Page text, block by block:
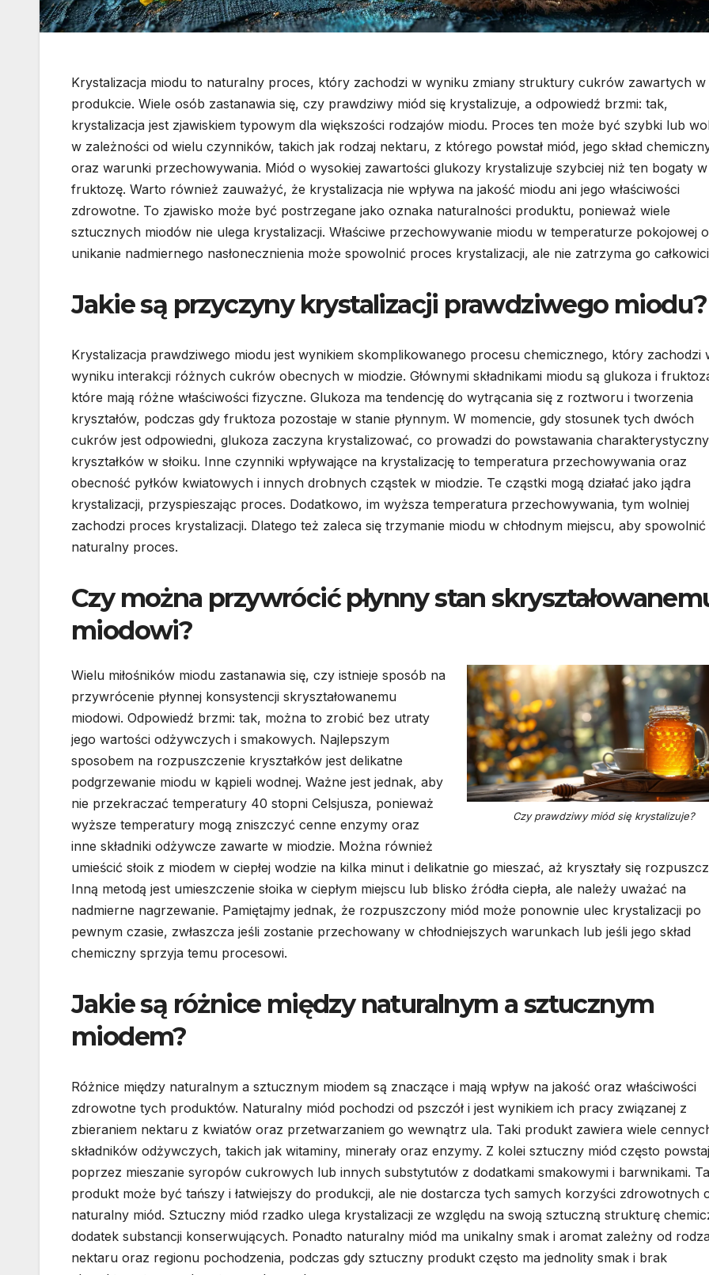
Krystalizacja miodu to naturalny proces, który zachodzi w wyniku zmiany struktury cukrów zawartych w
produkcie. Wiele osób zastanawia się, czy prawdziwy miód się krystalizuje, a odpowiedź brzmi: tak,
krystalizacja jest zjawiskiem typowym dla większości rodzajów miodu. Proces ten może być szybki lub
w zależności od wielu czynników, takich jak rodzaj nektaru, z którego powstał miód, jego skład
oraz warunki przechowywania. Miód o wysokiej zawartości glukozy krystalizuje szybciej niż ten bogaty w
fruktozę. Warto również zauważyć, że krystalizacja nie wpływa na jakość miodu ani jego właściwości
zdrowotne. To zjawisko może być postrzegane jako oznaka naturalności produktu, ponieważ wiele
sztucznych miodów nie ulega krystalizacji. Właściwe przechowywanie miodu w temperaturze pokojowej
unikanie nadmiernego nasłonecznienia może spowolnić proces krystalizacji, ale nie zatrzyma go
Jakie są przyczyny krystalizacji prawdziwego miodu?
Krystalizacja prawdziwego miodu jest wynikiem skomplikowanego procesu chemicznego, który zachodzi
wyniku interakcji różnych cukrów obecnych w miodzie. Głównymi składnikami miodu są glukoza i
które mają różne właściwości fizyczne. Glukoza ma tendencję do wytrącania się z roztworu i tworzenia
kryształów, podczas gdy fruktoza pozostaje w stanie płynnym. W momencie, gdy stosunek tych dwóch
cukrów jest odpowiedni, glukoza zaczyna krystalizować, co prowadzi do powstawania
kryształków w słoiku. Inne czynniki wpływające na krystalizację to temperatura przechowywania oraz
obecność pyłków kwiatowych i innych drobnych cząstek w miodzie. Te cząstki mogą działać jako jądra
krystalizacji, przyspieszając proces. Dodatkowo, im wyższa temperatura przechowywania, tym wolniej
zachodzi proces krystalizacji. Dlatego też zaleca się trzymanie miodu w chłodnym miejscu, aby
naturalny proces.
Czy można przywrócić płynny stan
miodowi?
Czy prawdziwy miód się krystalizuje?
Wielu miłośników miodu zastanawia się, czy istnieje sposób na
przywrócenie płynnej konsystencji skryształowanemu
miodowi. Odpowiedź brzmi: tak, można to zrobić bez utraty
jego wartości odżywczych i smakowych. Najlepszym
sposobem na rozpuszczenie kryształków jest delikatne
podgrzewanie miodu w kąpieli wodnej. Ważne jest jednak, aby
nie przekraczać temperatury 40 stopni Celsjusza, ponieważ
wyższe temperatury mogą zniszczyć cenne enzymy oraz
inne składniki odżywcze zawarte w miodzie. Można również
umieścić słoik z miodem w ciepłej wodzie na kilka minut i delikatnie go mieszać, aż kryształy się
Inną metodą jest umieszczenie słoika w ciepłym miejscu lub blisko źródła ciepła, ale należy uważać na
nadmierne nagrzewanie. Pamiętajmy jednak, że rozpuszczony miód może ponownie ulec krystalizacji po
pewnym czasie, zwłaszcza jeśli zostanie przechowany w chłodniejszych warunkach lub jeśli jego skład
chemiczny sprzyja temu procesowi.
Jakie są różnice między naturalnym a sztucznym
miodem?
Różnice między naturalnym a sztucznym miodem są znaczące i mają wpływ na jakość oraz właściwości
zdrowotne tych produktów. Naturalny miód pochodzi od pszczół i jest wynikiem ich pracy związanej z
zbieraniem nektaru z kwiatów oraz przetwarzaniem go wewnątrz ula. Taki produkt zawiera wiele
składników odżywczych, takich jak witaminy, minerały oraz enzymy. Z kolei sztuczny miód często
poprzez mieszanie syropów cukrowych lub innych substytutów z dodatkami smakowymi i barwnikami.
produkt może być tańszy i łatwiejszy do produkcji, ale nie dostarcza tych samych korzyści zdrowotnych
naturalny miód. Sztuczny miód rzadko ulega krystalizacji ze względu na swoją sztuczną strukturę
dodatek substancji konserwujących. Ponadto naturalny miód ma unikalny smak i aromat zależny od
nektaru oraz regionu pochodzenia, podczas gdy sztuczny produkt często ma jednolity smak i brak